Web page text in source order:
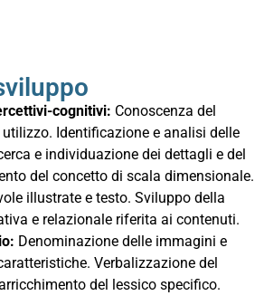
cognitivi: Conoscenza del
Identificazione e analisi delle
e individuazione dei dettagli e del
del concetto di scala dimensionale.
illustrate e testo. Sviluppo della
e relazionale riferita ai contenuti.
Denominazione delle immagini e
Verbalizzazione del
del lessico specifico.